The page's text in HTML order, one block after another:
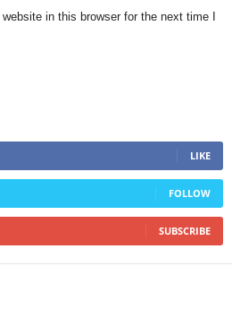
in this browser for the next time I
LIKE
FOLLOW
SUBSCRIBE